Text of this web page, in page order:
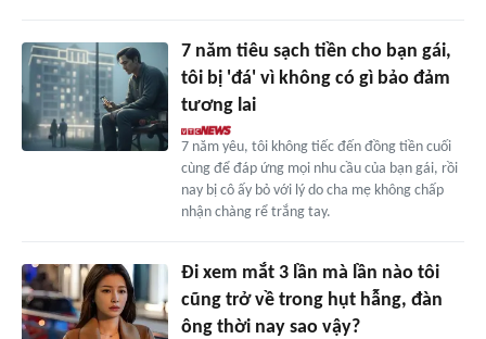
7 năm tiêu sạch tiền cho bạn gái,
tôi bị 'đá' vì không có gì bảo đảm
tương lai
7 năm yêu, tôi không tiếc đến đồng tiền cuối
cùng để đáp ứng mọi nhu cầu của bạn gái, rồi
nay bị cô ấy bỏ với lý do cha mẹ không chấp
nhận chàng rể trắng tay.
Đi xem mắt 3 lần mà lần nào tôi
cũng trở về trong hụt hẫng, đàn
ông thời nay sao vậy?